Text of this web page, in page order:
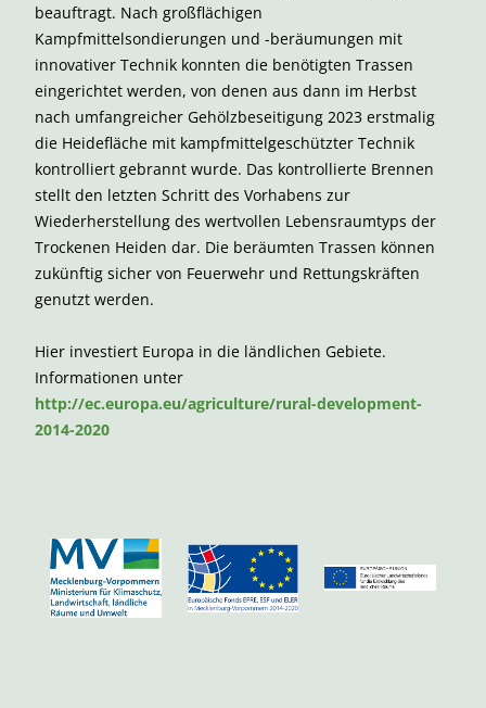
beauftragt. Nach großflächigen
Kampfmittelsondierungen und -beräumungen mit
innovativer Technik konnten die benötigten Trassen
eingerichtet werden, von denen aus dann im Herbst
nach umfangreicher Gehölzbeseitigung 2023 erstmalig
die Heidefläche mit kampfmittelgeschützter Technik
kontrolliert gebrannt wurde. Das kontrollierte Brennen
stellt den letzten Schritt des Vorhabens zur
Wiederherstellung des wertvollen Lebensraumtyps der
Trockenen Heiden dar. Die beräumten Trassen können
zukünftig sicher von Feuerwehr und Rettungskräften
genutzt werden.
Hier investiert Europa in die ländlichen Gebiete.
Informationen unter
http://ec.europa.eu/agriculture/rural-development-
2014-2020